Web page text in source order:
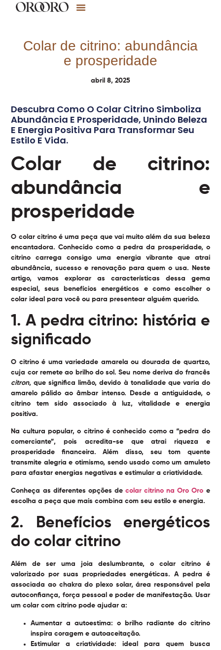
Colar de citrino: abundância
e prosperidade
abril 8, 2025
Descubra Como O Colar Citrino Simboliza
Abundância E Prosperidade, Unindo Beleza
E Energia Positiva Para Transformar Seu
Estilo E Vida.
Colar de citrino:
abundância e
prosperidade
O colar citrinoé uma peça que vai muito além da sua beleza
encantadora. Conhecido como a pedra da prosperidade, o
citrino carrega consigo uma energia vibrante que atrai
abundância, sucesso e renovação para quem o usa. Neste
artigo, vamos explorar as características dessa gema
especial, seus benefícios energéticos e como escolher o
colar ideal para você ou para presentear alguém querido.
1. A pedra citrino: história e
significado
O citrino é uma variedade amarela ou dourada de quartzo,
cuja cor remete ao brilho do sol. Seu nome deriva do francês
citron, que significa limão, devido à tonalidade que varia do
amarelo pálido ao âmbar intenso. Desde a antiguidade, o
citrino tem sido associado à luz, vitalidade e energia
positiva.
Na cultura popular, o citrino é conhecido como a “pedra do
comerciante”, pois acredita-se que atrai riqueza e
prosperidade financeira. Além disso, seu tom quente
transmite alegria e otimismo, sendo usado como um amuleto
para afastar energias negativas e estimular a criatividade.
Conheça as diferentes opções de colar citrino na Oro Oro e
escolha a peça que mais combina com seu estilo e energia.
2. Benefícios energéticos
do colar citrino
Além de ser uma joia deslumbrante, o colar citrinoé
valorizado por suas propriedades energéticas. A pedra é
associada ao chakra do plexo solar, área responsável pela
autoconfiança, força pessoal e poder de manifestação. Usar
um colar com citrino pode ajudar a:
Aumentar a autoestima: o brilho radiante do citrino
inspira coragem e autoaceitação.
Estimular a criatividade: ideal para quem busca